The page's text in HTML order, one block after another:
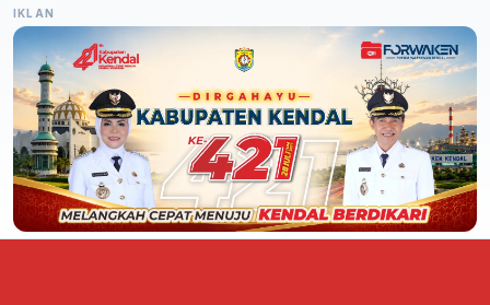
IKLAN